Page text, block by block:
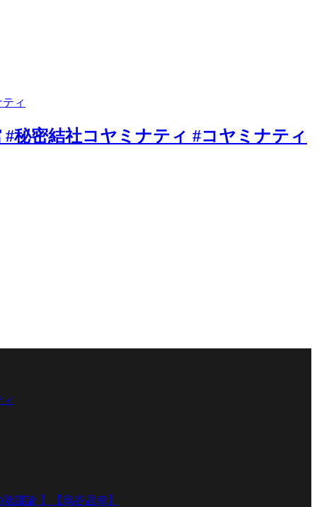
秘密結社コヤミナティ #コヤミナティ
謀論 】【烏谷昌幸】